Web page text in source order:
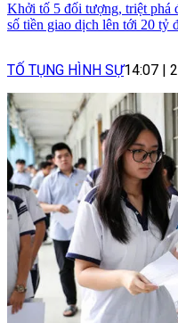
Khởi tố 5 đối tượng, triệt phá
số tiền giao dịch lên tới 20 tỷ
TỐ TỤNG HÌNH SỰ14:07